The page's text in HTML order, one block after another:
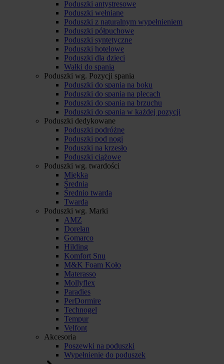
Poduszki antystresowe
Poduszki wełniane
Poduszki z naturalnym wypełnieniem
Poduszki półpuchowe
Poduszki syntetyczne
Poduszki hotelowe
Poduszki dla dzieci
Wałki do spania
Poduszki wg. Pozycji spania
Poduszki do spania na boku
Poduszki do spania na plecach
Poduszki do spania na brzuchu
Poduszki do spania w każdej pozycji
Poduszki dedykowane
Poduszki podróżne
Poduszki pod nogi
Poduszki na krzesło
Poduszki ciążowe
Poduszki wg. twardości
Miękka
Średnia
Średnio twarda
Twarda
Poduszki wg. Marki
AMZ
Dorelan
Gomarco
Hilding
Komfort Snu
M&K Foam Koło
Materasso
Mollyflex
Paradies
PerDormire
Technogel
Tempur
Velfont
Akcesoria
Poszewki na poduszki
Wypełnienie do poduszek